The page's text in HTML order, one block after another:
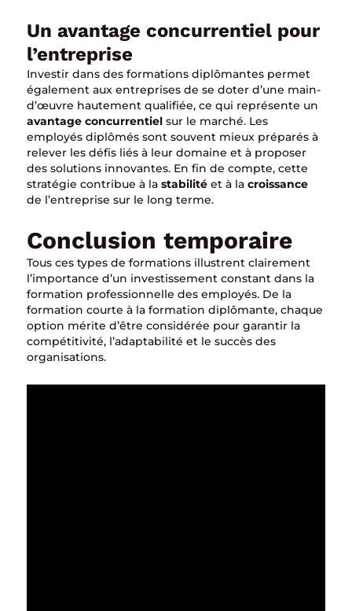
Un avantage concurrentiel pour
l’entreprise
Investir dans des formations diplômantes permet
également aux entreprises de se doter d’une main-
d’œuvre hautement qualifiée, ce qui représente un
avantage concurrentiel sur le marché. Les
employés diplômés sont souvent mieux préparés à
relever les défis liés à leur domaine et à proposer
des solutions innovantes. En fin de compte, cette
stratégie contribue à la stabilité et à la croissance
de l’entreprise sur le long terme.
Conclusion temporaire
Tous ces types de formations illustrent clairement
l’importance d’un investissement constant dans la
formation professionnelle des employés. De la
formation courte à la formation diplômante, chaque
option mérite d’être considérée pour garantir la
compétitivité, l’adaptabilité et le succès des
organisations.